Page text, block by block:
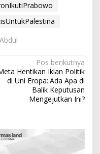
Pos berikutnya
Hentikan Iklan Politik
di Uni Eropa:.Ada Apa di
Balik Keputusan
Mengejutkan Ini?